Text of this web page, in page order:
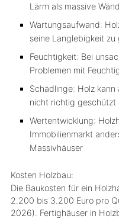
Lärm als massive
Wartungsaufwand:
seine Langlebigkeit zu
Feuchtigkeit: Bei
Problemen mit
Schädlinge: Holz
nicht richtig geschützt
Wertentwicklung:
Immobilienmarkt
Massivhäuser
Kosten Holzbau:
Die Baukosten für ein
2.200 bis 3.200 Euro pro
2026). Fertighäuser in